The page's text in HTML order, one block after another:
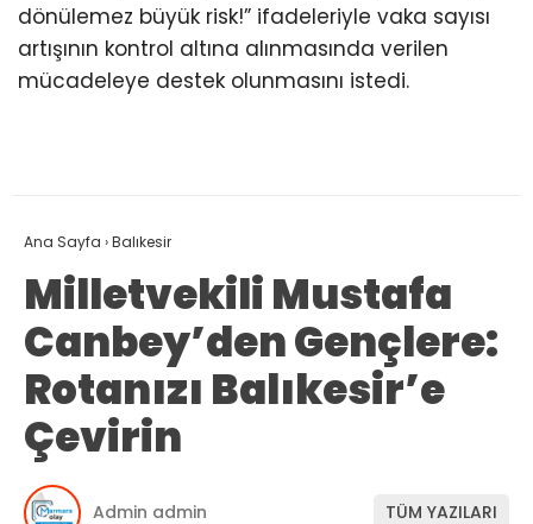
dönülemez büyük risk!” ifadeleriyle vaka sayısı
artışının kontrol altına alınmasında verilen
mücadeleye destek olunmasını istedi.
Ana Sayfa ›Balıkesir
Milletvekili Mustafa
Canbey’den Gençlere:
Rotanızı Balıkesir’e
Çevirin
Admin admin TÜM YAZILARI